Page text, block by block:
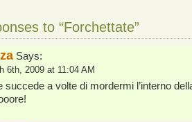
to “Forchettate”
Says:
6th, 2009 at 11:04 AM
succede a volte di mordermi l’interno